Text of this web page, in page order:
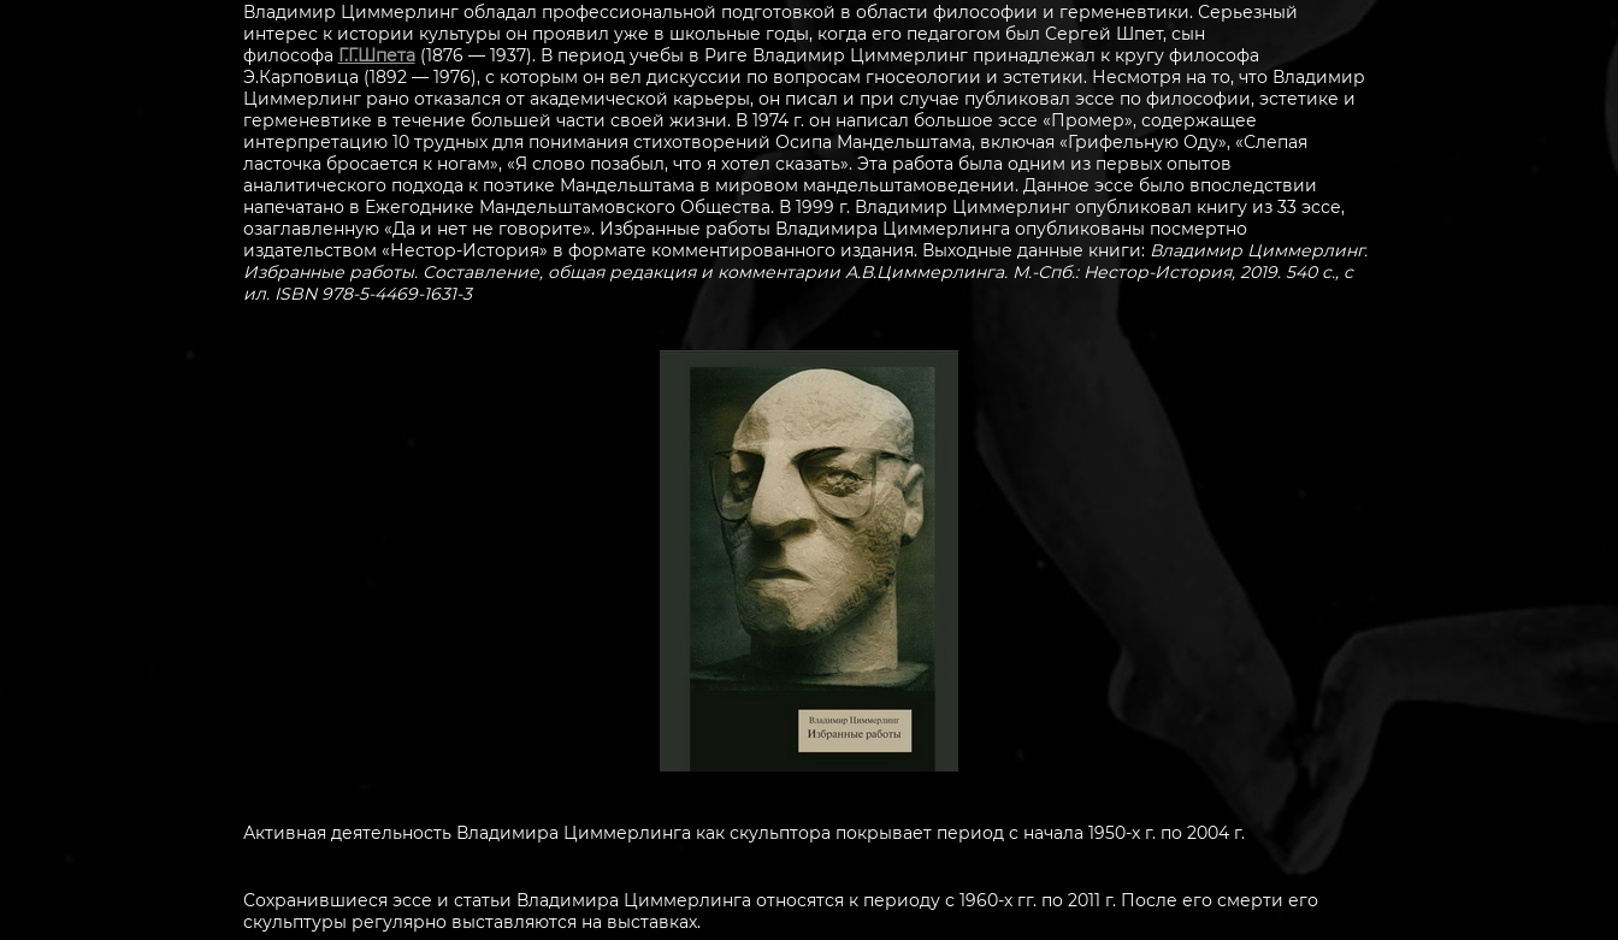
Владимир Циммерлинг обладал профессиональной подготовкой в области философии и герменевтики. Серьезный
интерес к истории культуры он проявил уже в школьные годы, когда его педагогом был Сергей Шпет, сын
философа Г.Г.Шпета(1876 ― 1937). В период учебы в Риге Владимир Циммерлинг принадлежал к кругу философа
Э.Карповица (1892 ― 1976), с которым он вел дискуссии по вопросам гносеологии и эстетики. Несмотря на то, что Владимир
Циммерлинг рано отказался от академической карьеры, он писал и при случае публиковал эссе по философии, эстетике и
герменевтике в течение большей части своей жизни. В 1974 г. он написал большое эссе «Промер», содержащее
интерпретацию 10 трудных для понимания стихотворений Осипа Мандельштама, включая «Грифельную Оду», «Слепая
ласточка бросается к ногам», «Я слово позабыл, что я хотел сказать». Эта работа была одним из первых опытов
аналитического подхода к поэтике Мандельштама в мировом мандельштамоведении. Данное эссе было впоследствии
напечатано в Ежегоднике Мандельштамовского Общества. В 1999 г. Владимир Циммерлинг опубликовал книгу из 33 эссе,
озаглавленную «Да и нет не говорите». Избранные работы Владимира Циммерлинга опубликованы посмертно
издательством «Нестор-История» в формате комментированного издания. Выходные данные книги: Владимир Циммерлинг.
Избранные работы. Составление, общая редакция и комментарии А.В.Циммерлинга. М.-Спб.: Нестор-История, 2019. 540 c., c
ил. ISBN 978-5-4469-1631-3
Активная деятельность Владимира Циммерлинга как скульптора покрывает период с начала 1950-х г. по 2004 г.
Сохранившиеся эссе и статьи Владимира Циммерлинга относятся к периоду с 1960-х гг. по 2011 г. После его смерти его
скульптуры регулярно выставляются на выставках.